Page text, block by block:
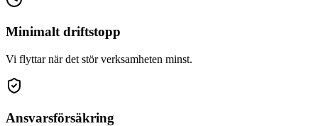
Minimalt driftstopp
Vi flyttar när det stör verksamheten minst.
Ansvarsförsäkring